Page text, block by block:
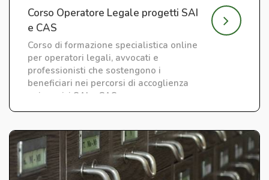
Corso Operatore Legale progetti SAI
e CAS
Corso di formazione specialistica online
per operatori legali, avvocati e
professionisti che sostengono i
beneficiari nei percorsi di accoglienza
nei servizi SAI e CAS.